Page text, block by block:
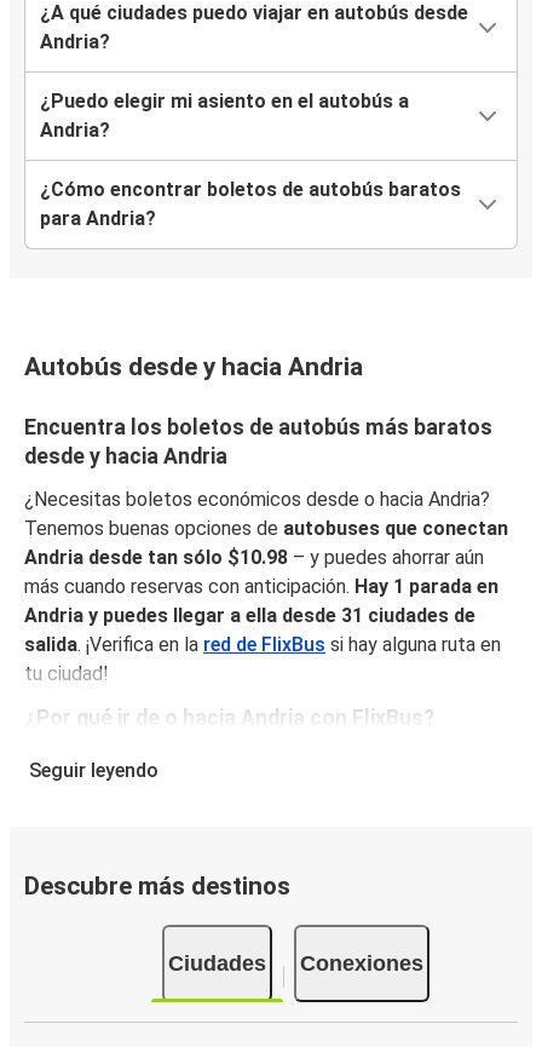
¿A qué ciudades puedo viajar en autobús desde
Andria?
¿Puedo elegir mi asiento en el autobús a
Andria?
¿Cómo encontrar boletos de autobús baratos
para Andria?
Autobús desde y hacia Andria
Encuentra los boletos de autobús más baratos
desde y hacia Andria
¿Necesitas boletos económicos desde o hacia Andria?
Tenemos buenas opciones de autobuses que conectan
Andria desde tan sólo $10.98 – y puedes ahorrar aún
más cuando reservas con anticipación. Hay 1 parada en
Andria y puedes llegar a ella desde 31 ciudades de
salida. ¡Verifica en la red de FlixBus si hay alguna ruta en
tu ciudad!
¿Por qué ir de o hacia Andria con FlixBus?
FlixBus combina precios bajos con comodidad para
enchufes. Escoge tu asiento favorito al reservar y viaja
equipaje de mano y una pieza de equipaje facturado.
autobús desde o hacia Andria
Seguir leyendo
Descubre más destinos
Ciudades Conexiones